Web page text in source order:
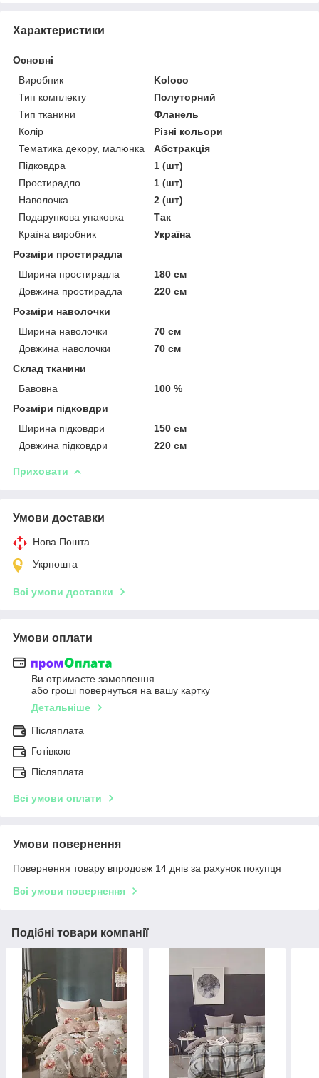
Характеристики
Основні
Виробник
Koloco
Тип комплекту
Полуторний
Тип тканини
Фланель
Колір
Різні кольори
Тематика декору, малюнка
Абстракція
Підковдра
1 (шт)
Простирадло
1 (шт)
Наволочка
2 (шт)
Подарункова упаковка
Так
Країна виробник
Україна
Розміри простирадла
Ширина простирадла
180 см
Довжина простирадла
220 см
Розміри наволочки
Ширина наволочки
70 см
Довжина наволочки
70 см
Склад тканини
Бавовна
100 %
Розміри підковдри
Ширина підковдри
150 см
Довжина підковдри
220 см
Приховати
Умови доставки
Нова Пошта
Укрпошта
Всі умови доставки
Умови оплати
Ви отримаєте замовлення
або гроші повернуться на вашу картку
Детальніше
Післяплата
Готівкою
Післяплата
Всі умови оплати
Умови повернення
Повернення товару впродовж 14 днів за рахунок покупця
Всі умови повернення
Подібні товари компанії